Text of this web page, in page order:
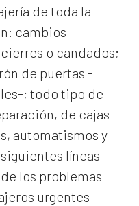
de toda la
cambios
o candados;
de puertas -
; todo tipo de
de cajas
automatismos y
líneas
los problemas
urgentes